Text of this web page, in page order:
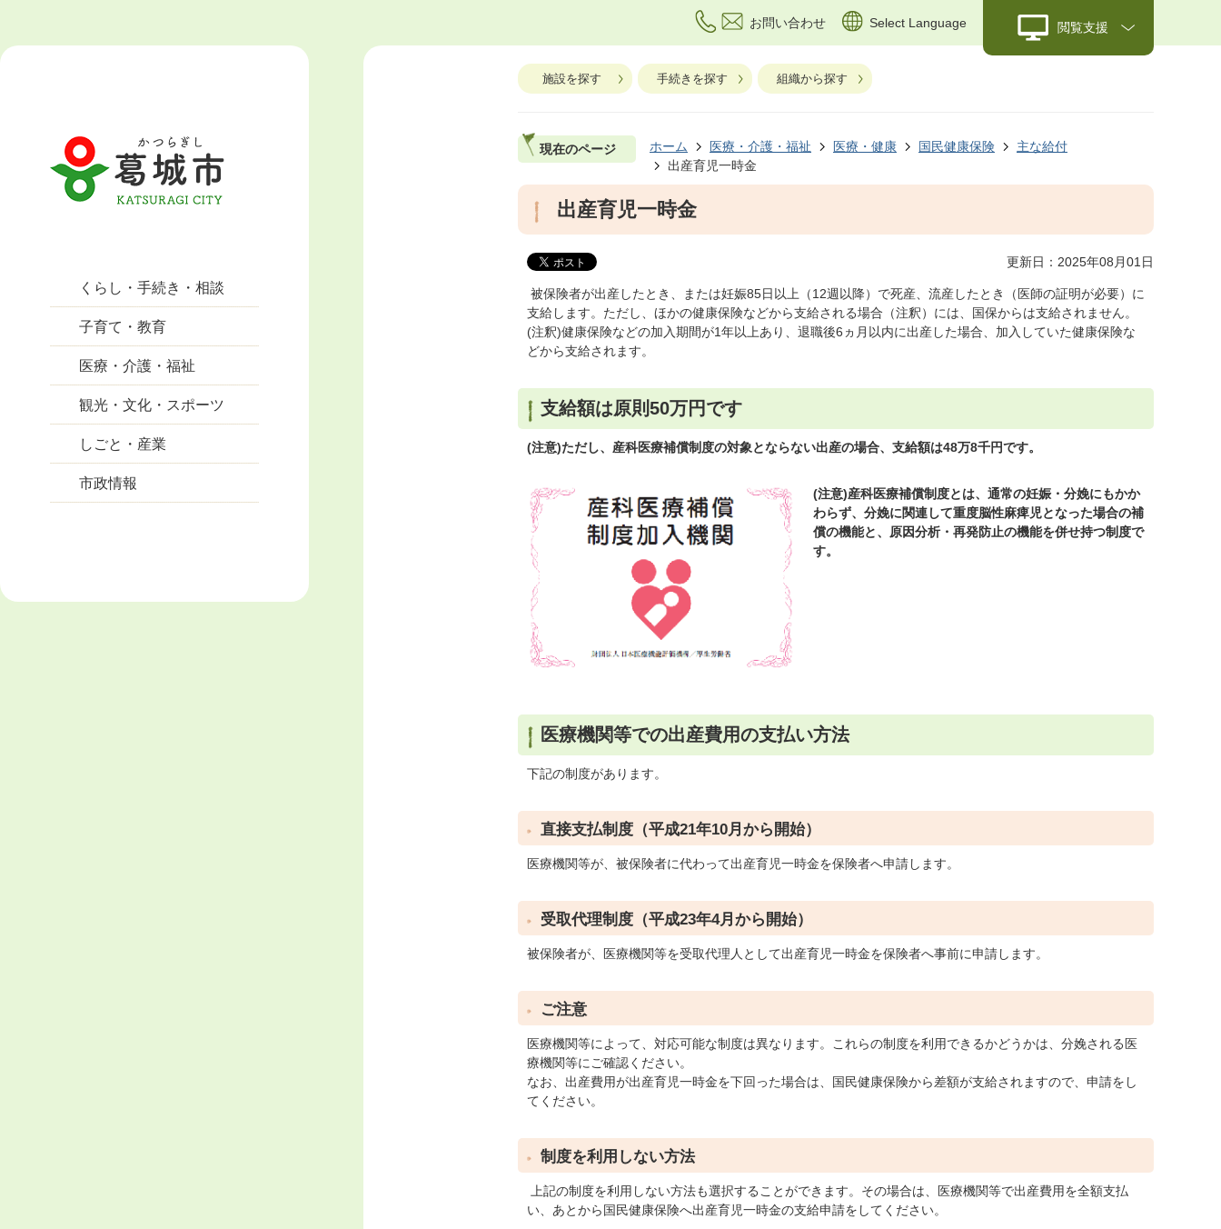
お問い合わせ Select Language 閲覧支援
くらし・手続き・相談
子育て・教育
医療・介護・福祉
観光・文化・スポーツ
しごと・産業
市政情報
施設を探す 手続きを探す 組織から探す
現在のページ ホーム 医療・介護・福祉 医療・健康 国民健康保険
主な給付
出産育児一時金
出産育児一時金
更新日：2025年08月01日
被保険者が出産したとき、または妊娠85日以上（12週以降）で死産、流産したとき（医師の証明が必要）に
支給します。ただし、ほかの健康保険などから支給される場合（注釈）には、国保からは支給されません。
(注釈)健康保険などの加入期間が1年以上あり、退職後6ヵ月以内に出産した場合、加入していた健康保険な
どから支給されます。
支給額は原則50万円です
(注意)ただし、産科医療補償制度の対象とならない出産の場合、支給額は48万8千円です。
(注意)産科医療補償制度とは、通常の妊娠・分娩にもかか
わらず、分娩に関連して重度脳性麻痺児となった場合の補
償の機能と、原因分析・再発防止の機能を併せ持つ制度で
す。
医療機関等での出産費用の支払い方法
下記の制度があります。
直接支払制度（平成21年10月から開始）
医療機関等が、被保険者に代わって出産育児一時金を保険者へ申請します。
受取代理制度（平成23年4月から開始）
被保険者が、医療機関等を受取代理人として出産育児一時金を保険者へ事前に申請します。
ご注意
医療機関等によって、対応可能な制度は異なります。これらの制度を利用できるかどうかは、分娩される医
療機関等にご確認ください。
なお、出産費用が出産育児一時金を下回った場合は、国民健康保険から差額が支給されますので、申請をし
てください。
制度を利用しない方法
上記の制度を利用しない方法も選択することができます。その場合は、医療機関等で出産費用を全額支払
い、あとから国民健康保険へ出産育児一時金の支給申請をしてください。